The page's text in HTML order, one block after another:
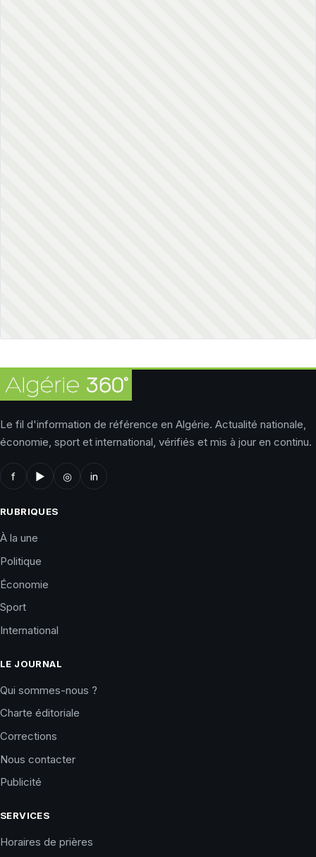
Le fil d'information de référence en Algérie. Actualité nationale,
économie, sport et international, vérifiés et mis à jour en continu.
f ▶ ◎ in
RUBRIQUES
À la une
Politique
Économie
Sport
International
LE JOURNAL
Qui sommes-nous ?
Charte éditoriale
Corrections
Nous contacter
Publicité
SERVICES
Horaires de prières